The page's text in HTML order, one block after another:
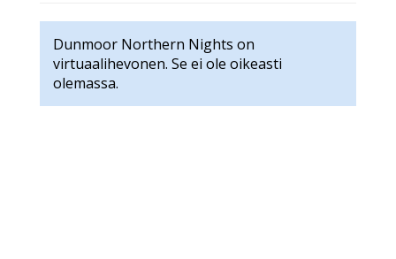
Dunmoor Northern Nights on
virtuaalihevonen. Se ei ole oikeasti
olemassa.